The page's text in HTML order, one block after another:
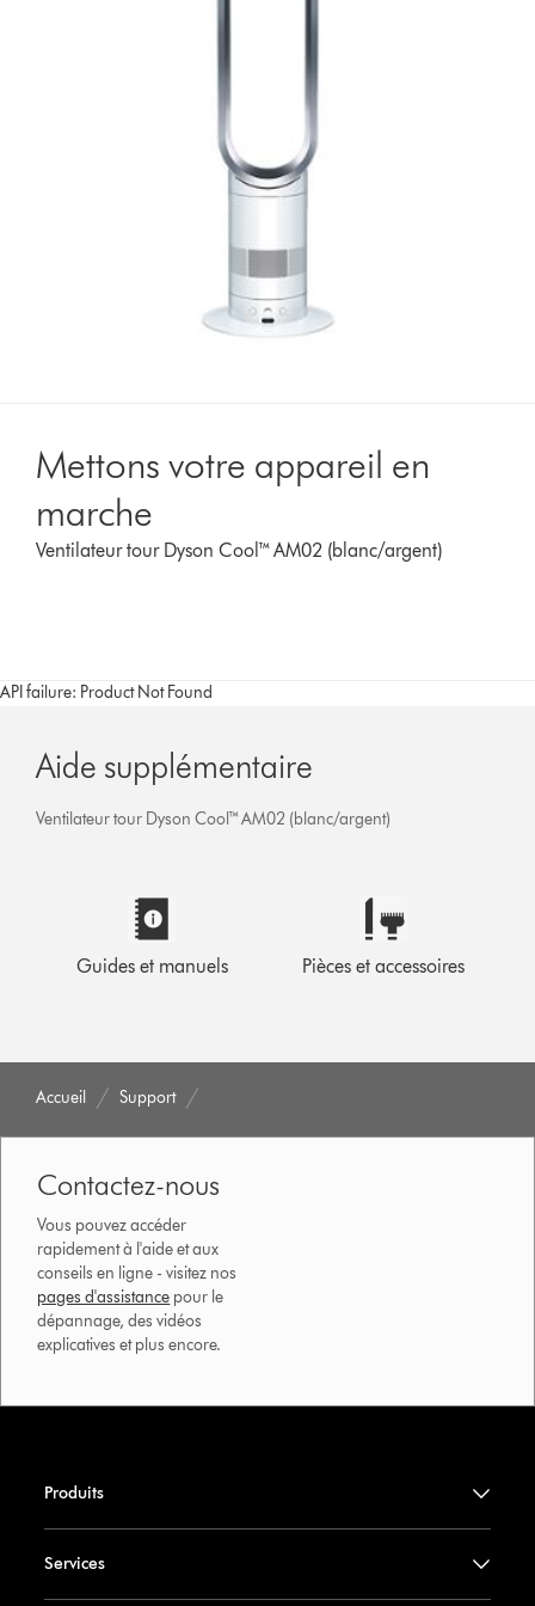
Mettons votre appareil en
marche
Ventilateur tour Dyson Cool™ AM02 (blanc/argent)
API failure: Product Not Found
Aide supplémentaire
Ventilateur tour Dyson Cool™ AM02 (blanc/argent)
Guides et manuels Pièces et accessoires
Accueil Support
Contactez-nous
Vous pouvez accéder
rapidement à l'aide et aux
conseils en ligne - visitez nos
pages d'assistance pour le
dépannage, des vidéos
explicatives et plus encore.
Produits
Services